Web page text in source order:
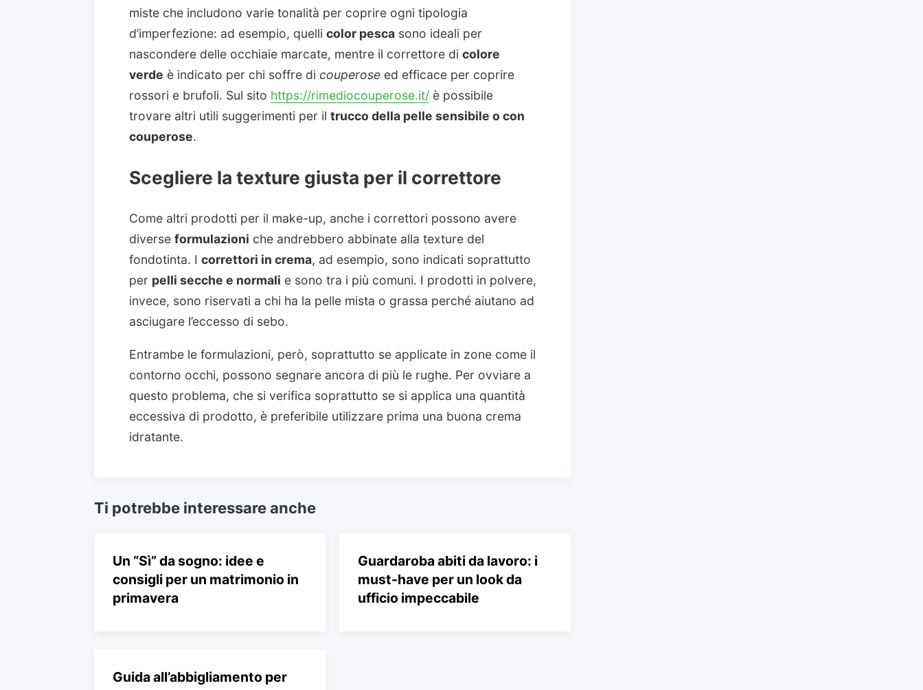
miste che includono varie tonalità per coprire ogni tipologia
d’imperfezione: ad esempio, quelli color pescasono ideali per
nascondere delle occhiaie marcate, mentre il correttore di colore
verde è indicato per chi soffre di couperose ed efficace per coprire
rossori e brufoli. Sul sito https://rimediocouperose.it/è possibile
trovare altri utili suggerimenti per il trucco della pelle sensibile o con
couperose.
Scegliere la texture giusta per il correttore
Come altri prodotti per il make-up, anche i correttori possono avere
diverse formulazioni che andrebbero abbinate alla texture del
fondotinta. I correttori in crema, ad esempio, sono indicati soprattutto
per pelli secche e normali e sono tra i più comuni. I prodotti in polvere,
invece, sono riservati a chi ha la pelle mista o grassa perché aiutano ad
asciugare l’eccesso di sebo.
Entrambe le formulazioni, però, soprattutto se applicate in zone come il
contorno occhi, possono segnare ancora di più le rughe. Per ovviare a
questo problema, che si verifica soprattutto se si applica una quantità
eccessiva di prodotto, è preferibile utilizzare prima una buona crema
idratante.
Ti potrebbe interessare anche
Un “Sì” da sogno: idee e
consigli per un matrimonio in
primavera
Guardaroba abiti da lavoro: i
must-have per un look da
ufficio impeccabile
Guida all’abbigliamento per